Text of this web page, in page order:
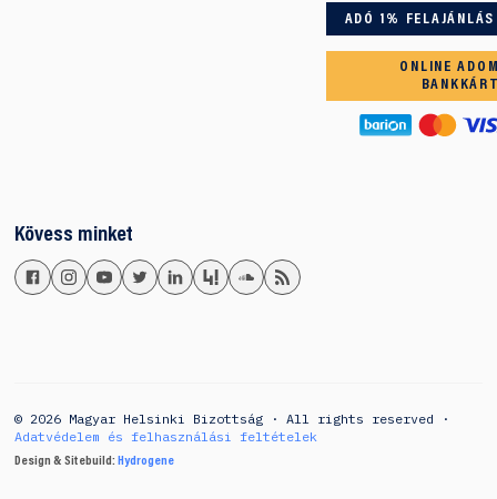
ADÓ 1% FELAJÁNLÁS
ONLINE
Kövess minket
© 2026 Magyar Helsinki Bizottság · All rights reserved ·
Adatvédelem és felhasználási feltételek
Design & Sitebuild: Hydrogene